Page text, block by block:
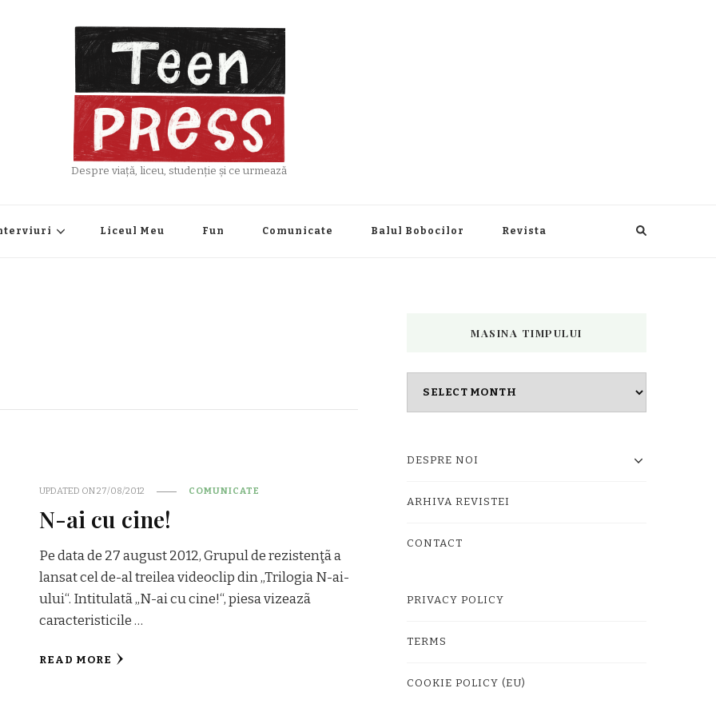
Despre viață, liceu, studenție și ce urmează
Liceul Meu Fun Comunicate Balul Bobocilor Revista
UPDATED ON27/08/2012 COMUNICATE
N-ai cu cine!
Pe data de 27 august 2012, Grupul de rezistenţã a
lansat cel de-al treilea videoclip din „Trilogia N-ai-
ului“. Intitulatã „N-ai cu cine!“, piesa vizeazã
caracteristicile …
READ MORE
MASINA TIMPULUI
DESPRE NOI
ARHIVA REVISTEI
CONTACT
PRIVACY POLICY
TERMS
COOKIE POLICY (EU)